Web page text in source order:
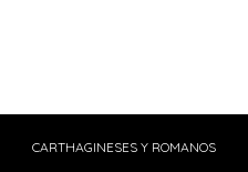
CARTHAGINESES Y ROMANOS